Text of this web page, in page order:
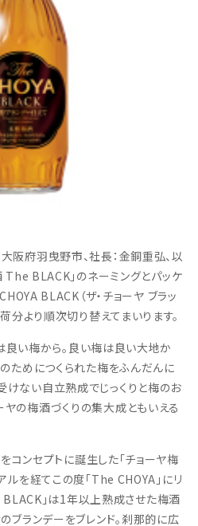
阪府羽曳野市、社長：金銅重弘、以
The BLACK」のネーミングとパッケ
BLACK（ザ・チョーヤ ブラッ
分より順次切り替えてまいります。
良い梅から。良い梅は良い大地か
のためにつくられた梅をふんだんに
けない自立熟成でじっくりと梅のお
の梅酒づくりの集大成ともいえる
ンセプトに誕生した「チョーヤ梅
ルを経てこの度「The CHOYA」にリ
BLACK」は1年以上熟成させた梅酒
ブランデーをブレンド。刹那的に広